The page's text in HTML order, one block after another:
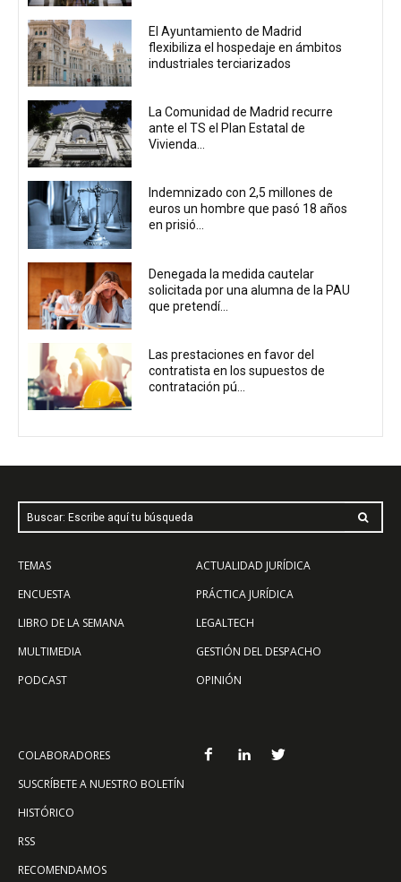
El Ayuntamiento de Madrid
flexibiliza el hospedaje en ámbitos
industriales terciarizados
La Comunidad de Madrid recurre
ante el TS el Plan Estatal de
Vivienda...
Indemnizado con 2,5 millones de
euros un hombre que pasó 18 años
en prisió...
Denegada la medida cautelar
solicitada por una alumna de la PAU
que pretendí...
Las prestaciones en favor del
contratista en los supuestos de
contratación pú...
Buscar: Escribe aquí tu búsqueda
TEMAS
ENCUESTA
LIBRO DE LA SEMANA
MULTIMEDIA
PODCAST
ACTUALIDAD JURÍDICA
PRÁCTICA JURÍDICA
LEGALTECH
GESTIÓN DEL DESPACHO
OPINIÓN
COLABORADORES
SUSCRÍBETE A NUESTRO BOLETÍN
HISTÓRICO
RSS
RECOMENDAMOS